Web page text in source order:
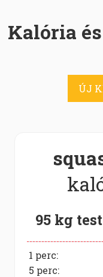
Kalória
ÚJ
95 kg
1 perc:
5 perc: